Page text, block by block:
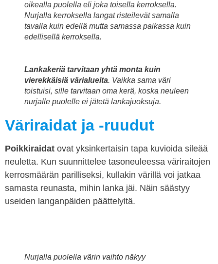
oikealla puolella eli joka toisella kerroksella.
Nurjalla kerroksella langat risteilevät samalla
tavalla kuin edellä mutta samassa paikassa kuin
edellisellä kerroksella.
Lankakeriä tarvitaan yhtä monta kuin
vierekkäisiä värialueita. Vaikka sama väri
toistuisi, sille tarvitaan oma kerä, koska neuleen
nurjalle puolelle ei jätetä lankajuoksuja.
Väriraidat ja -ruudut
Poikkiraidat ovat yksinkertaisin tapa kuvioida sileää
neuletta. Kun suunnittelee tasoneuleessa väriraitojen
kerrosmäärän parilliseksi, kullakin värillä voi jatkaa
samasta reunasta, mihin lanka jäi. Näin säästyy
useiden langanpäiden päättelyltä.
Nurjalla puolella värin vaihto näkyy